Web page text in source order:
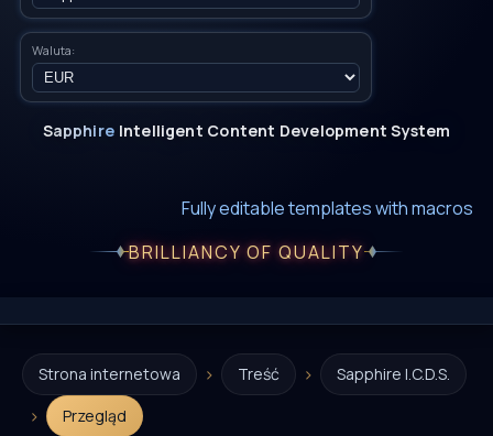
Waluta:
Sapphire Intelligent Content Development System
Fully editable templates with macros
BRILLIANCY OF QUALITY
Strona internetowa › Treść › Sapphire I.C.D.S.
› Przegląd